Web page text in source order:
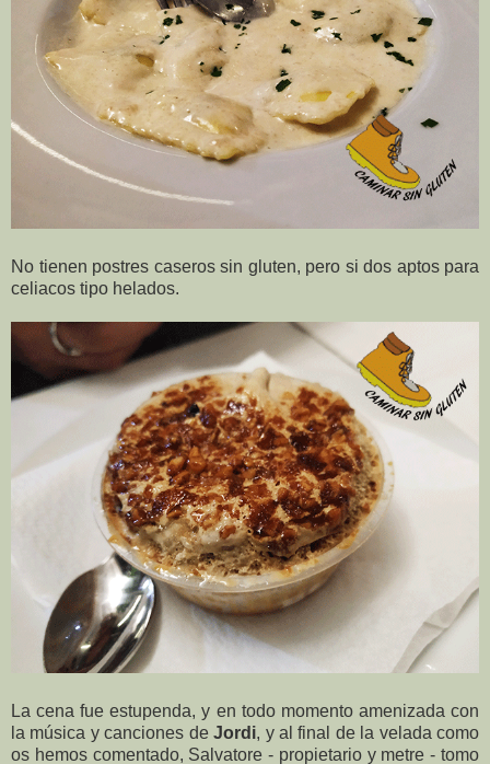
No tienen postres caseros sin gluten, pero si dos aptos para
celiacos tipo helados.
La cena fue estupenda, y en todo momento amenizada con
la música y canciones deJordi, y al final de la velada como
os hemos comentado, Salvatore - propietario y metre - tomo